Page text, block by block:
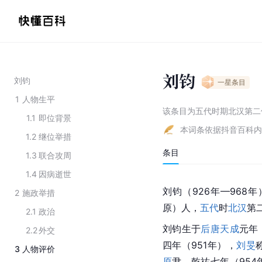
刘钧
1 人物生平
1.1 即位背景
1.2 继位举措
1.3 联合攻周
1.4 因病逝世
2 施政举措
2.1 政治
2.2外交
3 人物评价
刘钧 一星条目
该条目为五代时期北汉第
本词条依据抖音百科
条目
刘钧（926年—968年
原）人， 五代时北汉第
刘钧生于后唐天成元年
四年（951年），刘旻